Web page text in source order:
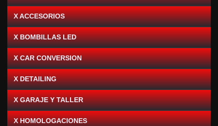
X ACCESORIOS
X BOMBILLAS LED
X CAR CONVERSION
X DETAILING
X GARAJE Y TALLER
X HOMOLOGACIONES